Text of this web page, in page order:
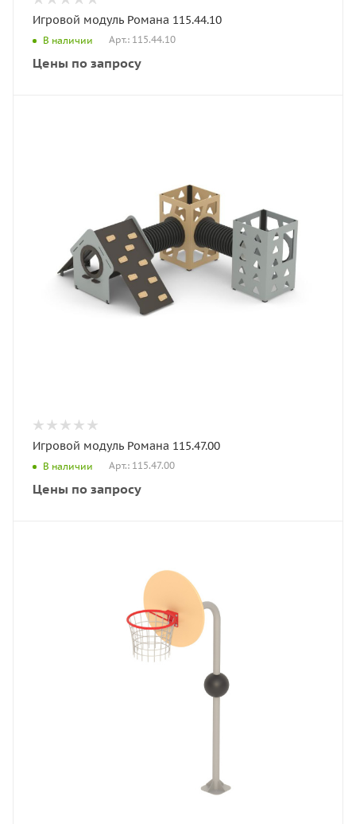
Игровой модуль Романа 115.44.10
В наличии Арт.: 115.44.10
Цены по запросу
Игровой модуль Романа 115.47.00
В наличии Арт.: 115.47.00
Цены по запросу